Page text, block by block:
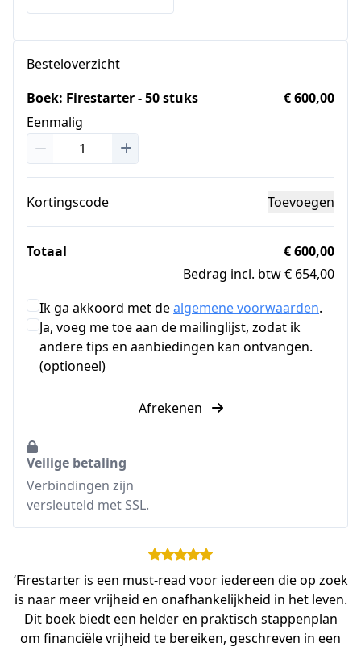
Besteloverzicht
Boek: Firestarter - 50 stuks
Eenmalig
€ 600,00
Kortingscode Toevoegen
Totaal
€ 600,00
Bedrag incl. btw € 654,00
Ik ga akkoord met dealgemene voorwaarden.
Ja, voeg me toe aan de mailinglijst, zodat ik
andere tips en aanbiedingen kan ontvangen.
(optioneel)
Afrekenen
Veilige betaling
Verbindingen zijn
versleuteld met SSL.
‘Firestarter is een must-read voor iedereen die op zoek
is naar meer vrijheid en onafhankelijkheid in het leven.
Dit boek biedt een helder en praktisch stappenplan
om financiële vrijheid te bereiken, geschreven in een